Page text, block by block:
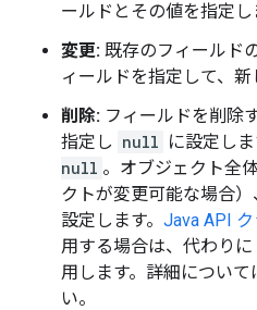
ールドとその値を指定し
変更: 既存のフィールド
ィールドを指定して、新
削除: フィールドを削除
指定し null に設定し
null 。オブジェクト全
クトが変更可能な場合
設定します。 Java API
用する場合は、代わりに
用します。詳細について
い。